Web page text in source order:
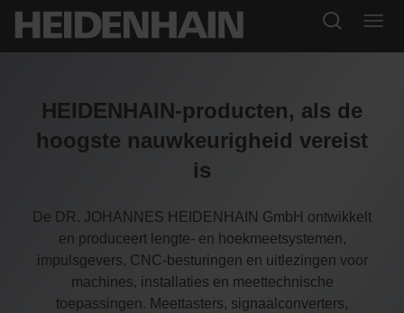
HEIDENHAIN-producten, als de
hoogste nauwkeurigheid vereist
is
De DR. JOHANNES HEIDENHAIN GmbH ontwikkelt
en produceert lengte- en hoekmeetsystemen,
impulsgevers, CNC-besturingen en uitlezingen voor
machines, installaties en meettechnische
toepassingen. Meettasters, signaalconverters,